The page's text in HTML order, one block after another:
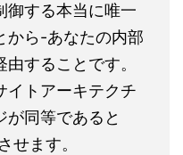
御する本当に唯一
から-あなたの内部
することです。
イトアーキテクチ
が同等であると
せます。